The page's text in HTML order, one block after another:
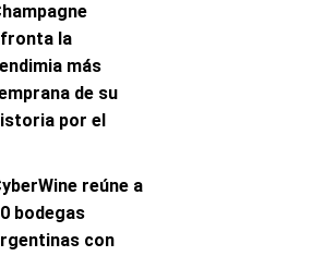
la
más
de su
por el
reúne a
bodegas
con